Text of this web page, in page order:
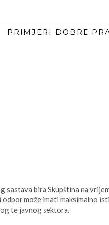
PRIMJERI DOBRE
sastava bira Skupština na
može imati maksimalno
te javnog sektora.